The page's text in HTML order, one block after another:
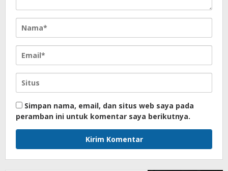
Simpan nama, email, dan situs web saya pada
peramban ini untuk komentar saya berikutnya.